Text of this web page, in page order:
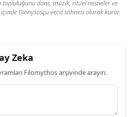
topluluğunu dans, müzik, ritüel nesneler ve
Dionysosçu vecd sahnesi olarak kurar.
Zeka
Filomythos arşivinde arayın.